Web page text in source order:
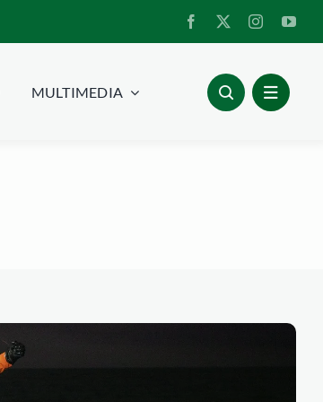
MULTIMEDIA